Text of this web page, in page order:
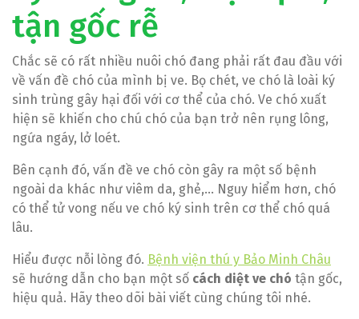
tận gốc rễ
Chắc sẽ có rất nhiều nuôi chó đang phải rất đau đầu với
về vấn đề chó của mình bị ve. Bọ chét, ve chó là loài ký
sinh trùng gây hại đối với cơ thể của chó. Ve chó xuất
hiện sẽ khiến cho chú chó của bạn trở nên rụng lông,
ngứa ngáy, lở loét.
Bên cạnh đó, vấn đề ve chó còn gây ra một số bệnh
ngoài da khác như viêm da, ghẻ,… Nguy hiểm hơn, chó
có thể tử vong nếu ve chó ký sinh trên cơ thể chó quá
lâu.
Hiểu được nỗi lòng đó. Bệnh viện thú y Bảo Minh Châu
sẽ hướng dẫn cho bạn một số cách diệt ve chó tận gốc,
hiệu quả. Hãy theo dõi bài viết cùng chúng tôi nhé.